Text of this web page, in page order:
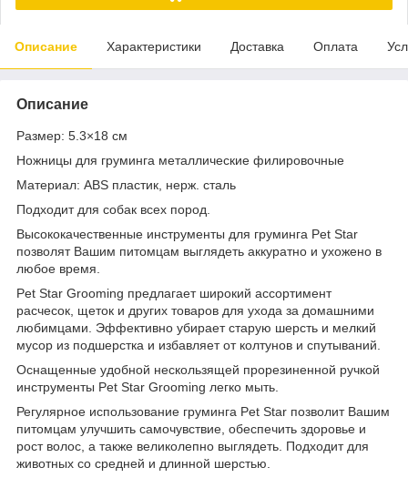
Описание Характеристики Доставка Оплата
Описание
Размер: 5.3×18 см
Ножницы для груминга металлические филировочные
Материал: ABS пластик, нерж. cталь
Подходит для собак всех пород.
Высококачественные инструменты для груминга Pet Star
позволят Вашим питомцам выглядеть аккуратно и ухожено в
любое время.
Pet Star Grooming предлагает широкий ассортимент
расчесок, щеток и других товаров для ухода за домашними
любимцами. Эффективно убирает старую шерсть и мелкий
мусор из подшерстка и избавляет от колтунов и спутываний.
Оснащенные удобной нескользящей прорезиненной ручкой
инструменты Pet Star Grooming легко мыть.
Регулярное использование груминга Pet Star позволит Вашим
питомцам улучшить самочувствие, обеспечить здоровье и
рост волос, а также великолепно выглядеть. Подходит для
животных со средней и длинной шерстью.